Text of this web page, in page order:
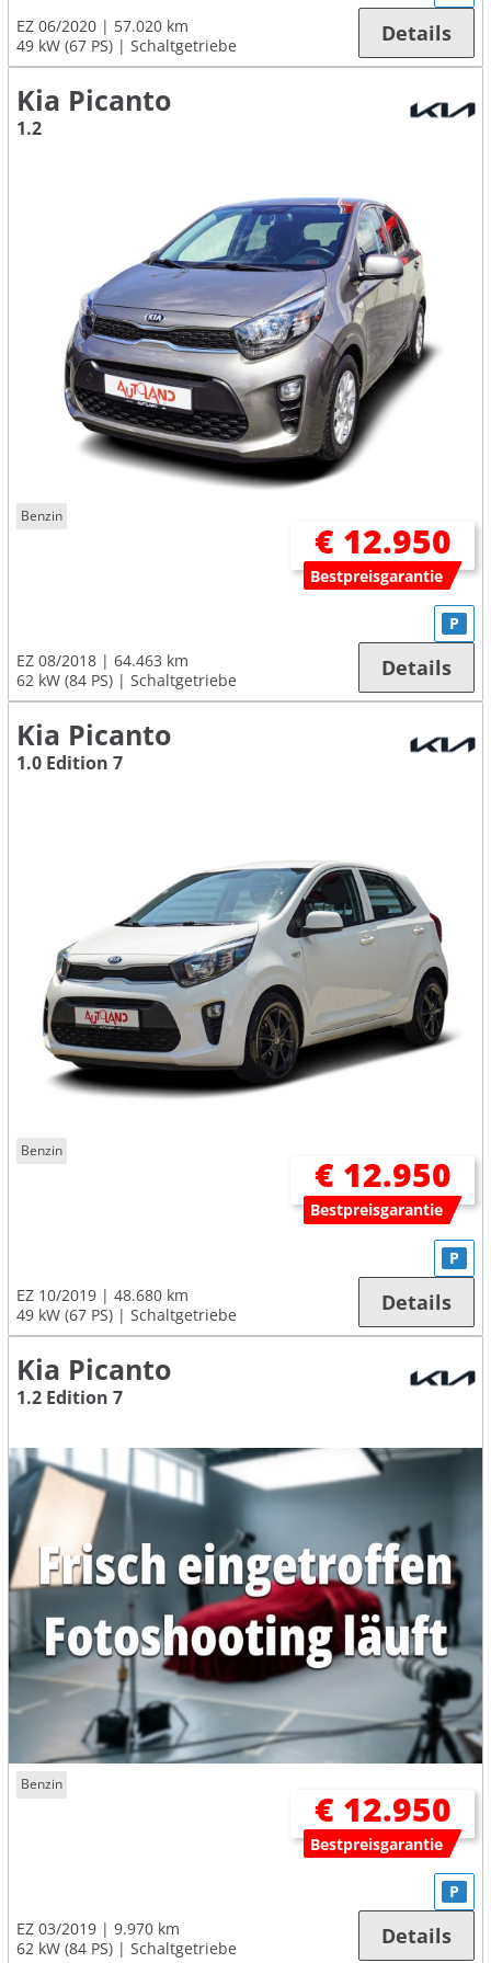
EZ 06/2020
57.020 km
49 kW (67 PS)
Schaltgetriebe Details
Kia Picanto
1.2
Benzin
€ 12.950
Bestpreisgarantie
EZ 08/2018
64.463 km
62 kW (84 PS)
Schaltgetriebe
P
Details
Kia Picanto
1.0 Edition 7
Benzin
€ 12.950
Bestpreisgarantie
EZ 10/2019
48.680 km
49 kW (67 PS)
Schaltgetriebe
P
Details
Kia Picanto
1.2 Edition 7
Benzin
€ 12.950
Bestpreisgarantie
EZ 03/2019
9.970 km
62 kW (84 PS)
Schaltgetriebe
P
Details